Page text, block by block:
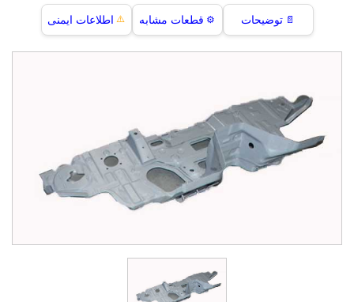
📄 توضیحات ⚙️ قطعات مشابه ⚠️ اطلاعات ایمنی